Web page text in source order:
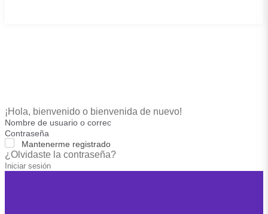
¡Hola, bienvenido o bienvenida de nuevo!
Mantenerme registrado
¿Olvidaste la contraseña?
Iniciar sesión